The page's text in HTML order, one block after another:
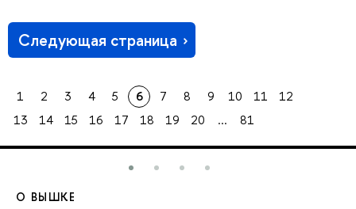
Следующая страница
1 2 3 4 5 6 7 8 9 10 11
12
13
14 15 16 17 18 19 20 ... 81
О ВЫШКЕ